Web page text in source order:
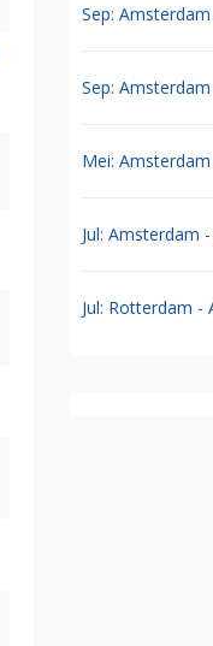
Sep:
Sep:
Mei:
Jul: Amsterdam
Jul: Rotterdam -